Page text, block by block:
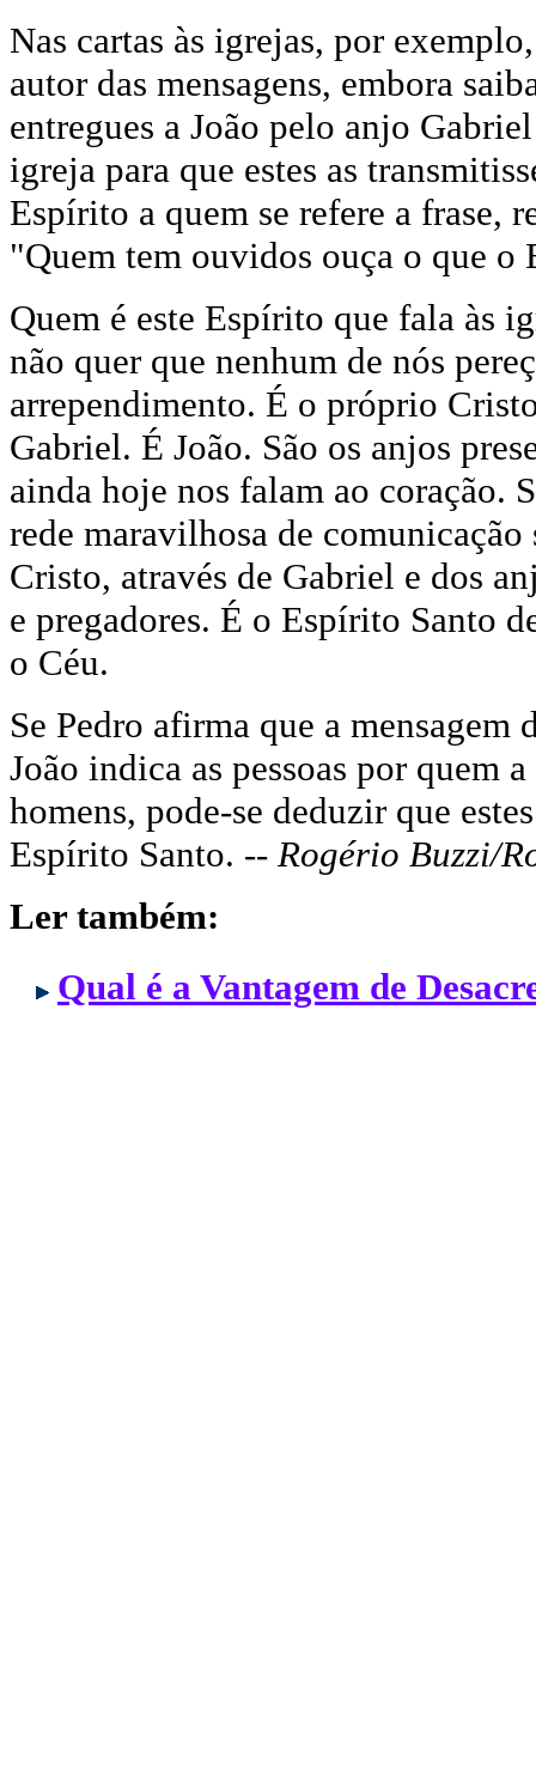
Nas cartas às igrejas, por
autor das mensagens, embora
entregues a João pelo anjo
igreja para que estes as
Espírito a quem se refere a frase,
"Quem tem ouvidos ouça o que o
Quem é este Espírito que fala às
não quer que nenhum de nós
arrependimento. É o próprio
Gabriel. É João. São os anjos
ainda hoje nos falam ao coração.
rede maravilhosa de
Cristo, através de Gabriel e dos
e pregadores. É o Espírito Santo
o Céu.
Se Pedro afirma que a
João indica as pessoas por quem
homens, pode-se deduzir que
Espírito Santo. -- Rogério Buzzi/
Ler também:
Qual é a Vantagem de